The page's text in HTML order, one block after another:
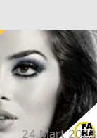
24 Mart 2023